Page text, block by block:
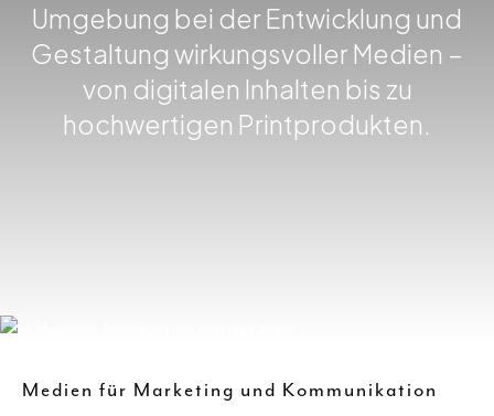
Umgebung bei der Entwicklung und
Gestaltung wirkungsvoller Medien –
von digitalen Inhalten bis zu
hochwertigen Printprodukten.
Medien für Marketing und Kommunikation